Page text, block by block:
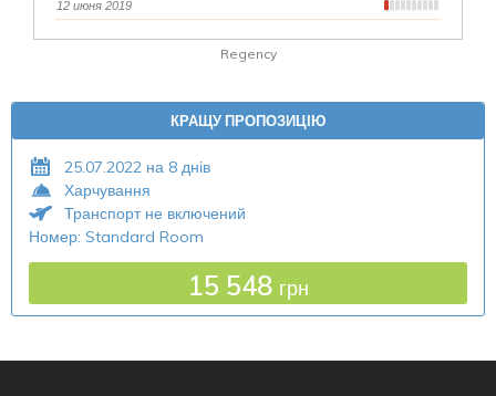
Regency
КРАЩУ ПРОПОЗИЦІЮ
25.07.2022 на 8 днів
Харчування
Транспорт не включений
Номер: Standard Room
15 548 грн